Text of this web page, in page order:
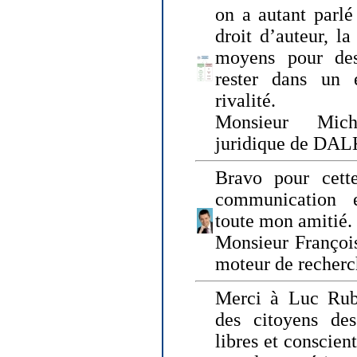
on a autant
droit d’auteur,
moyens pour
rester dans un
rivalité.
Monsieur
juridique de
Bravo pour
communication
toute mon amitié.
Monsieur
moteur de
Merci à Luc
des citoyens
libres et